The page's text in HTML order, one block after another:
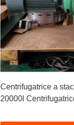
Centrifugatrice a
20000l